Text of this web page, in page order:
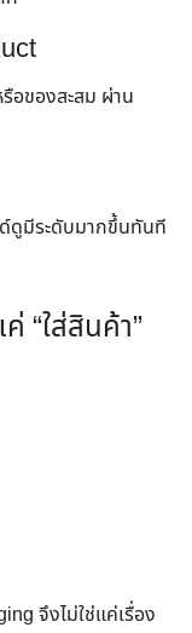
อของสะสม ผ่าน
ดูมีระดับมากขึ้นทันที
“ใส่สินค้า”
จึงไม่ใช่แค่เรื่อง